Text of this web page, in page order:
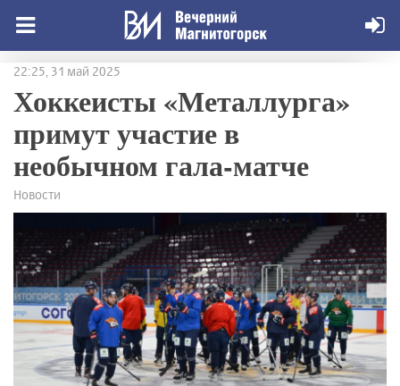
22:25, 31 май 2025
Хоккеисты «Металлурга»
примут участие в
необычном гала-матче
Новости